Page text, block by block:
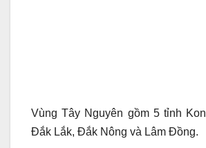
Vùng Tây Nguyên gồm 5 tỉnh
Đắk Lắk, Đắk Nông và Lâm Đồng.